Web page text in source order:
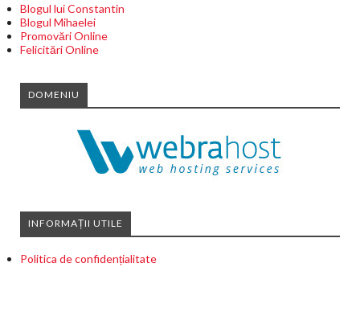
Blogul lui Constantin
Blogul Mihaelei
Promovări Online
Felicitări Online
DOMENIU
INFORMAȚII UTILE
Politica de confidențialitate